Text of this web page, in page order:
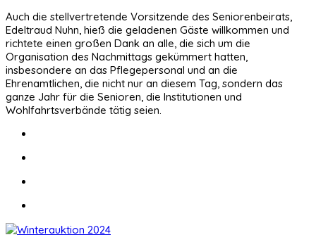
Auch die stellvertretende Vorsitzende des Seniorenbeirats,
Edeltraud Nuhn, hieß die geladenen Gäste willkommen und
richtete einen großen Dank an alle, die sich um die
Organisation des Nachmittags gekümmert hatten,
insbesondere an das Pflegepersonal und an die
Ehrenamtlichen, die nicht nur an diesem Tag, sondern das
ganze Jahr für die Senioren, die Institutionen und
Wohlfahrtsverbände tätig seien.